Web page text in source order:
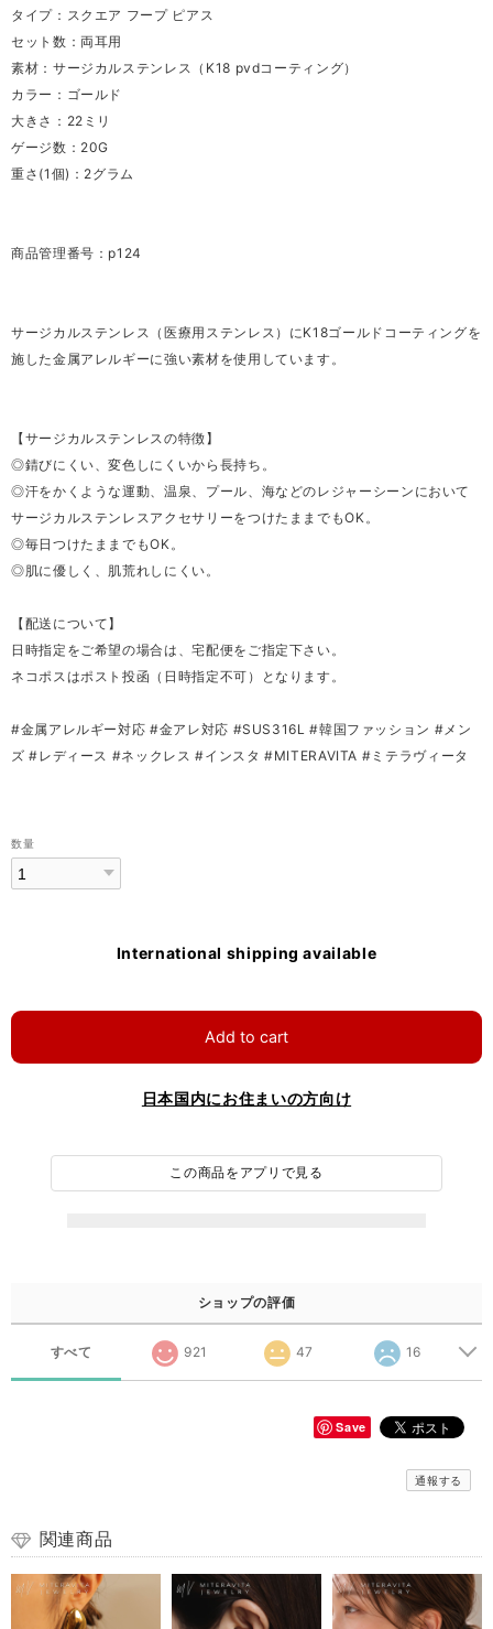
タイプ：スクエア フープ ピアス
セット数：両耳用
素材：サージカルステンレス（K18 pvdコーティング）
カラー：ゴールド
大きさ：22ミリ
ゲージ数：20G
重さ(1個)：2グラム
商品管理番号：p124
サージカルステンレス（医療用ステンレス）にK18ゴールドコーティングを
施した金属アレルギーに強い素材を使用しています。
【サージカルステンレスの特徴】
◎錆びにくい、変色しにくいから長持ち。
◎汗をかくような運動、温泉、プール、海などのレジャーシーンにおいて
サージカルステンレスアクセサリーをつけたままでもOK。
◎毎日つけたままでもOK。
◎肌に優しく、肌荒れしにくい。
【配送について】
日時指定をご希望の場合は、宅配便をご指定下さい。
ネコポスはポスト投函（日時指定不可）となります。
#金属アレルギー対応 #金アレ対応 #SUS316L #韓国ファッション #メン
ズ #レディース #ネックレス #インスタ #MITERAVITA #ミテラヴィータ
数量
International shipping available
Add to cart
日本国内にお住まいの方向け
この商品をアプリで見る
ショップの評価
すべて 921 47 16
Save
通報する
関連商品